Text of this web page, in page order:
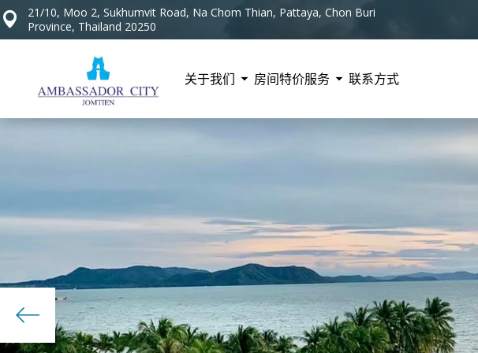
21/10, Moo 2, Sukhumvit Road, Na Chom Thian, Pattaya, Chon Buri
Province, Thailand 20250
关于我们 房间特价服务 联系方式